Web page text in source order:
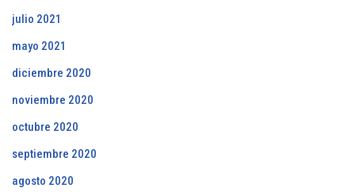
julio 2021
mayo 2021
diciembre 2020
noviembre 2020
octubre 2020
septiembre 2020
agosto 2020